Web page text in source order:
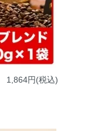
1,864円(税込)